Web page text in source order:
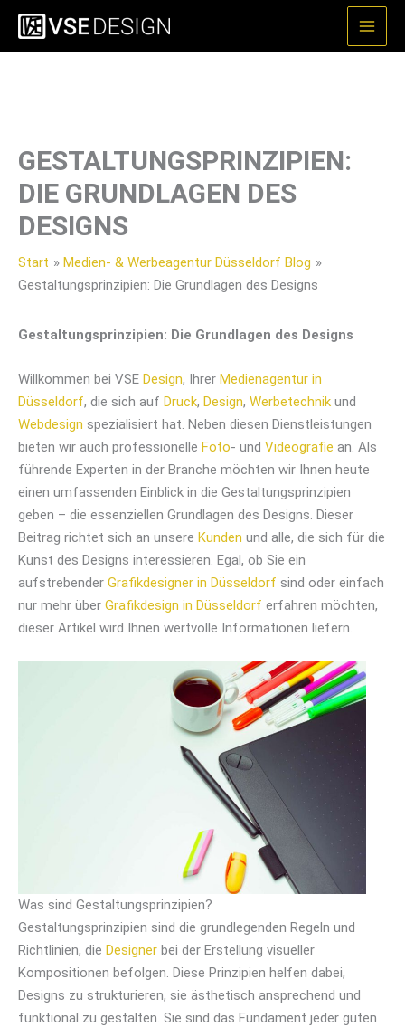
Zum
Inhalt
springen
GESTALTUNGSPRINZIPIEN:
DIE GRUNDLAGEN DES
DESIGNS
Start
Medien- & Werbeagentur Düsseldorf Blog
Gestaltungsprinzipien: Die Grundlagen des Designs
Gestaltungsprinzipien: Die Grundlagen des Designs
Willkommen bei VSE Design, Ihrer Medienagentur in
Düsseldorf, die sich auf Druck, Design, Werbetechnik und
Webdesign spezialisiert hat. Neben diesen Dienstleistungen
bieten wir auch professionelle Foto- und Videografie an. Als
führende Experten in der Branche möchten wir Ihnen heute
einen umfassenden Einblick in die Gestaltungsprinzipien
geben – die essenziellen Grundlagen des Designs. Dieser
Beitrag richtet sich an unsere Kunden und alle, die sich für die
Kunst des Designs interessieren. Egal, ob Sie ein
aufstrebender Grafikdesigner in Düsseldorf sind oder einfach
nur mehr über Grafikdesign in Düsseldorf erfahren möchten,
dieser Artikel wird Ihnen wertvolle Informationen liefern.
Was sind Gestaltungsprinzipien?
Gestaltungsprinzipien sind die grundlegenden Regeln und
Richtlinien, die Designer bei der Erstellung visueller
Kompositionen befolgen. Diese Prinzipien helfen dabei,
Designs zu strukturieren, sie ästhetisch ansprechend und
funktional zu gestalten. Sie sind das Fundament jeder guten